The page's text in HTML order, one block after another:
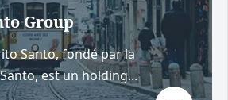
Group
Santo, fondé par la
est un holding...